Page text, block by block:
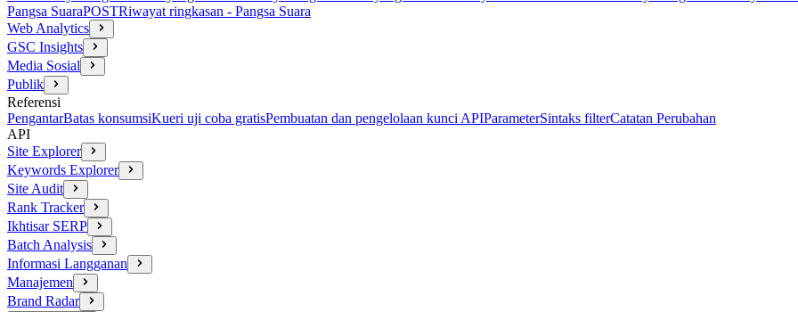
Pangsa SuaraPOSTRiwayat ringkasan - Pangsa Suara
Web Analytics
GSC Insights
Media Sosial
Publik
Referensi
PengantarBatas konsumsiKueri uji coba gratisPembuatan dan pengelolaan kunci APIParameterSintaks filterCatatan Perubahan
API
Site Explorer
Keywords Explorer
Site Audit
Rank Tracker
Ikhtisar SERP
Batch Analysis
Informasi Langganan
Manajemen
Brand Radar